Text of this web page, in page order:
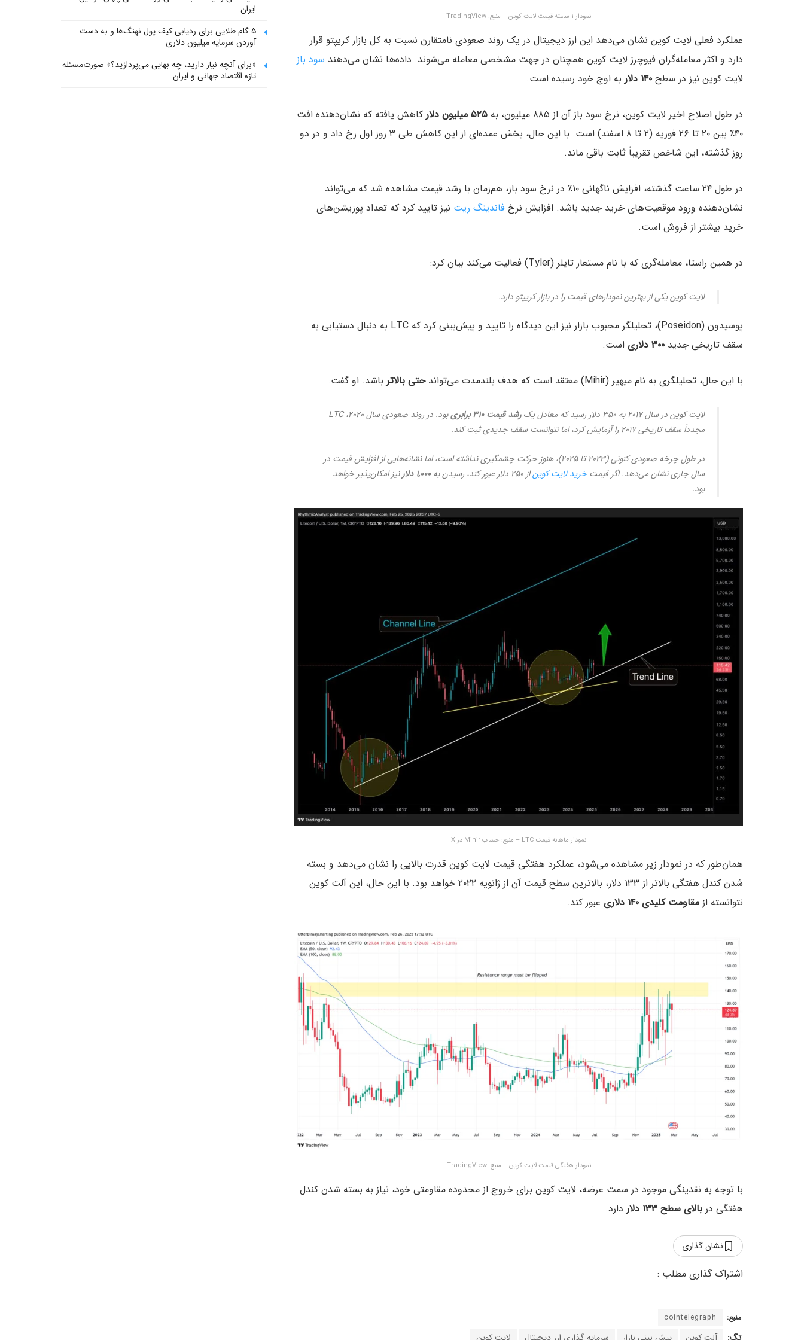
نمودار ۱ ساعته قیمت لایت کوین – منبع: TradingView
عملکرد فعلی لایت کوین نشان می‌دهد این ارز دیجیتال در یک روند صعودی نامتقارن نسبت به کل بازار کریپتو قرار
دارد و اکثر معامله‌گران فیوچرز لایت کوین همچنان در جهت مشخصی معامله می‌شوند. داده‌ها نشان می‌دهند سود باز
لایت کوین نیز در سطح ۱۴۰ دلار به اوج خود رسیده است.
در طول اصلاح اخیر لایت کوین، نرخ سود باز آن از ۸۸۵ میلیون، به ۵۲۵ میلیون دلار
کاهش یافته که نشان‌دهنده افت
۴۰٪ بین ۲۰ تا ۲۶ فوریه (۲ تا ۸ اسفند) است. با این حال، بخش عمده‌ای از این کاهش طی ۳ روز اول رخ داد و در دو
روز گذشته، این شاخص تقریباً ثابت باقی ماند.
در طول ۲۴ ساعت گذشته، افزایش ناگهانی ۱۰٪ در نرخ سود باز، هم‌زمان با رشد قیمت مشاهده شد که می‌تواند
نشان‌دهنده ورود موقعیت‌های خرید جدید باشد. افزایش نرخ فاندینگ ریت نیز تایید کرد که تعداد پوزیشن‌‌های
خرید بیشتر از فروش است.
در همین راستا، معامله‌گری که با نام مستعار تایلر (Tyler) فعالیت می‌کند بیان کرد:
لایت کوین یکی از بهترین نمودارهای قیمت را در بازار کریپتو دارد.
پوسیدون (Poseidon)، تحلیلگر محبوب بازار نیز این دیدگاه را تایید و پیش‌‌بینی کرد که LTC به‌ دنبال دستیابی به
سقف تاریخی جدید
است.
با این حال، تحلیلگری به نام میهیر (Mihir) معتقد است که هدف بلندمدت می‌تواند حتی بالاتر باشد. او گفت:
لایت کوین در سال ۲۰۱۷ به ۳۵۰ دلار رسید که معادل یک رشد قیمت ۳۱۰ برابری
بود. در روند صعودی سال ۲۰۲۰، LTC
مجدداً سقف تاریخی ۲۰۱۷ را آزمایش کرد، اما نتوانست سقف جدیدی ثبت کند.
در طول چرخه صعودی کنونی (۲۰۲۳ تا ۲۰۲۵)، هنوز حرکت چشمگیری نداشته است، اما نشانه‌هایی از افزایش قیمت در
سال جاری نشان می‌دهد. اگر قیمتخرید لایت کویناز ۲۵۰ دلار عبور کند، رسیدن به ۱,۰۰۰ دلار
نیز امکان‌پذیر خواهد
بود.
نمودار ماهانه قیمت LTC – منبع: حساب Mihir در X
همان‌طور که در نمودار زیر مشاهده‌ می‌شود، عملکرد هفتگی قیمت لایت کوین قدرت بالایی را نشان می‌دهد و بسته
شدن کندل هفتگی بالاتر از ۱۳۳ دلار، بالاترین سطح قیمت آن از ژانویه ۲۰۲۲ خواهد بود. با این حال، این آلت کوین
نتوانسته از مقاومت کلیدی ۱۴۰ دلاری عبور کند.
نمودار هفتگی قیمت لایت کوین – منبع: TradingView
با توجه به نقدینگی موجود در سمت عرضه، لایت کوین برای خروج از محدوده مقاومتی خود، نیاز به بسته شدن کندل
هفتگی در بالای سطح ۱۳۳ دلار دارد.
نشان گذاری
منبع: cointelegraph
ایران
۵ گام طلایی برای ردیابی کیف پول‌ نهنگ‌ها و به دست
آوردن سرمایه میلیون دلاری
«برای آنچه نیاز دارید، چه بهایی می‌پردازید؟» صورت‌مسئله
تازه اقتصاد جهانی و ایران